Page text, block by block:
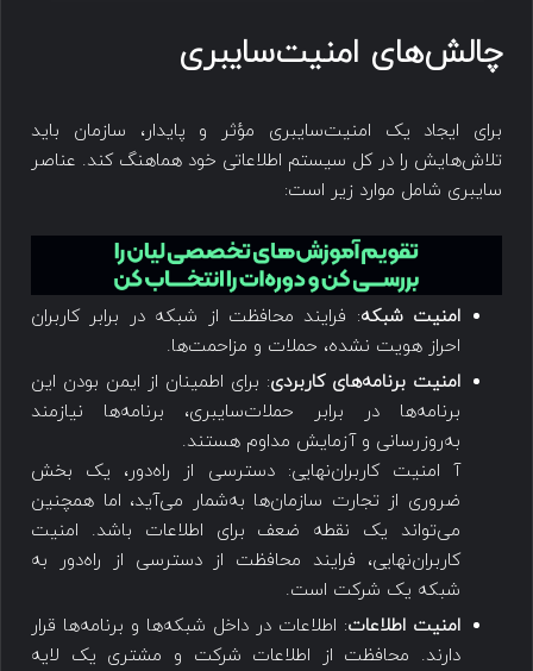
چالش‌های امنیت‌سایبری​
برای ایجاد یک امنیت‌سایبری مؤثر و پایدار، سازمان باید
تلاش‌هایش را در کل سیستم اطلاعاتی خود هماهنگ کند. عناصر
سایبری شامل موارد زیر است:
امنیت شبکه: فرایند محافظت از شبکه در برابر کاربران
احراز هویت نشده، حملات و مزاحمت‌ها.
امنیت برنامه‌های کاربردی: برای اطمینان از ایمن بودن این
برنامه‌ها در برابر حملات‌سایبری، برنامه‌ها نیازمند
به‌روزرسانی و آزمایش مداوم هستند.
آ امنیت کاربران‌نهایی: دسترسی از راه‌دور، یک بخش
ضروری از تجارت سازمان‌ها به‌‌شمار می‌آید، اما همچنین
می‌تواند یک نقطه ضعف برای اطلاعات باشد. امنیت
کاربران‌نهایی، فرایند محافظت از دسترسی از راه‌دور به
شبکه یک شرکت است.
امنیت اطلاعات: اطلاعات در داخل شبکه‌ها و برنامه‌ها قرار
دارند. محافظت از اطلاعات شرکت و مشتری یک لایه